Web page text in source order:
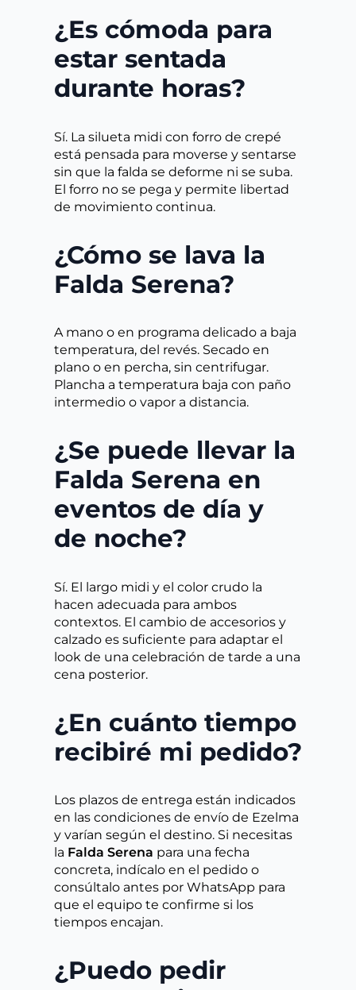
¿Es cómoda para
estar sentada
durante horas?
Sí. La silueta midi con forro de crepé
está pensada para moverse y sentarse
sin que la falda se deforme ni se suba.
El forro no se pega y permite libertad
de movimiento continua.
¿Cómo se lava la
Falda Serena?
A mano o en programa delicado a baja
temperatura, del revés. Secado en
plano o en percha, sin centrifugar.
Plancha a temperatura baja con paño
intermedio o vapor a distancia.
¿Se puede llevar la
Falda Serena en
eventos de día y
de noche?
Sí. El largo midi y el color crudo la
hacen adecuada para ambos
contextos. El cambio de accesorios y
calzado es suficiente para adaptar el
look de una celebración de tarde a una
cena posterior.
¿En cuánto tiempo
recibiré mi pedido?
Los plazos de entrega están indicados
en las condiciones de envío de Ezelma
y varían según el destino. Si necesitas
la Falda Serena para una fecha
concreta, indícalo en el pedido o
consúltalo antes por WhatsApp para
que el equipo te confirme si los
tiempos encajan.
¿Puedo pedir